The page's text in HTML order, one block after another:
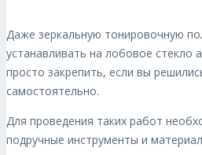
Даже зеркальную тонировочную
устанавливать на лобовое стекло
просто закрепить, если вы
самостоятельно.
Для проведения таких работ
подручные инструменты и